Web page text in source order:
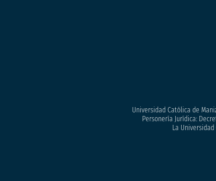
Universidad Católica de
Personería Jurídica:
La